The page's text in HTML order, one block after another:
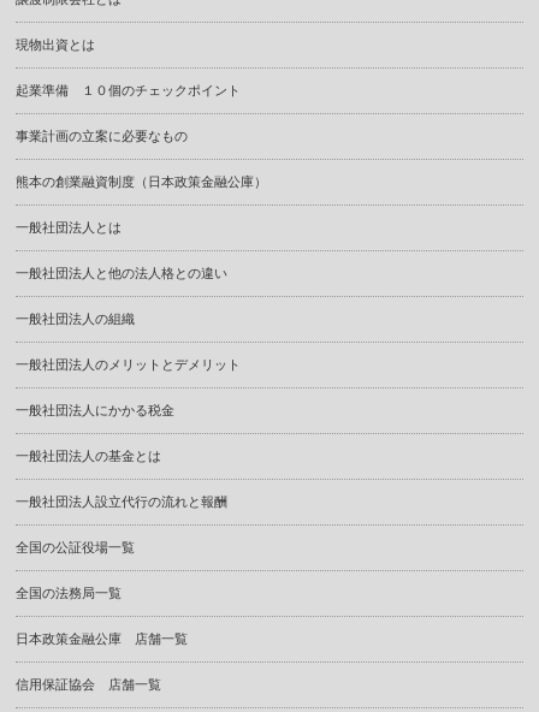
現物出資とは
起業準備 １０個のチェックポイント
事業計画の立案に必要なもの
熊本の創業融資制度（日本政策金融公庫）
一般社団法人とは
一般社団法人と他の法人格との違い
一般社団法人の組織
一般社団法人のメリットとデメリット
一般社団法人にかかる税金
一般社団法人の基金とは
一般社団法人設立代行の流れと報酬
全国の公証役場一覧
全国の法務局一覧
日本政策金融公庫 店舗一覧
信用保証協会 店舗一覧